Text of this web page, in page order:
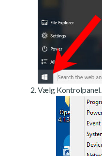
Vælg Kontrolpanel.